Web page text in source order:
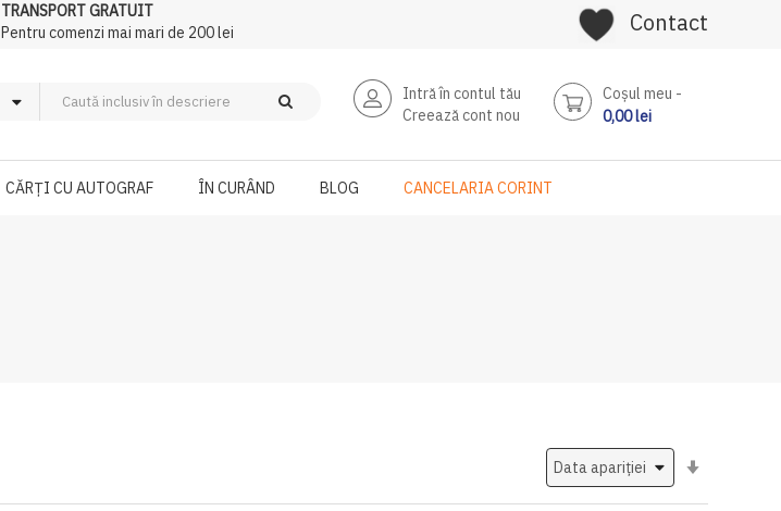
TRANSPORT GRATUIT
Pentru comenzi mai mari de 200 lei
Contact
Intră în contul tău
Creează cont nou
Coşul meu
0,00 lei
CĂRȚI CU AUTOGRAF ÎN CURÂND BLOG CANCELARIA CORINT